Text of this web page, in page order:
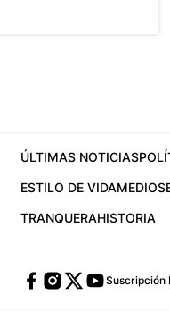
ÚLTIMAS NOTICIAS
ESTILO DE VIDAMEDIOS
TRANQUERAHISTORIA
Suscripción